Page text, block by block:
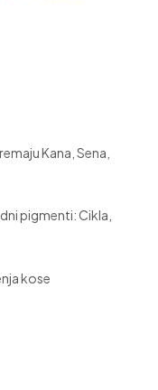
Kana, Sena,
pigmenti: Cikla,
kose